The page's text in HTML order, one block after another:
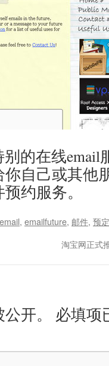
别的在线
自己或其他
约服务。
email, emailfuture, 邮件, 预定
淘宝网正式
开。 必填项